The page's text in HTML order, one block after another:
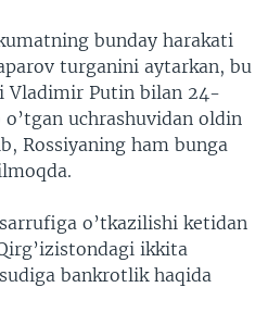
bunday harakati
turganini aytarkan, bu
Vladimir Putin bilan 24-
uchrashuvidan oldin
Rossiyaning ham bunga
o’tkazilishi ketidan
ikkita
bankrotlik haqida